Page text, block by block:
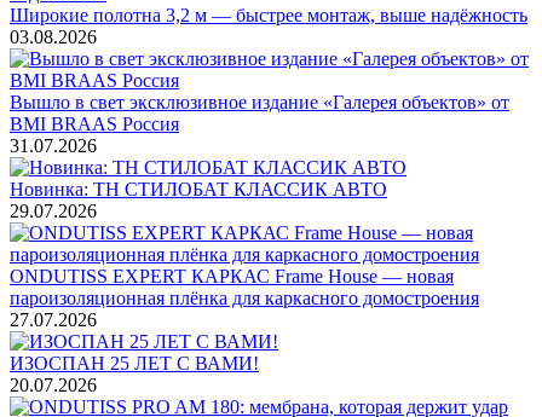
Широкие полотна 3,2 м — быстрее монтаж, выше надёжность
03.08.2026
Вышло в свет эксклюзивное издание «Галерея объектов» от
BMI BRAAS Россия
31.07.2026
Новинка: ТН СТИЛОБАТ КЛАССИК АВТО
29.07.2026
ONDUTISS EXPERT КАРКАС Frame House — новая
пароизоляционная плёнка для каркасного домостроения
27.07.2026
ИЗОСПАН 25 ЛЕТ С ВАМИ!
20.07.2026